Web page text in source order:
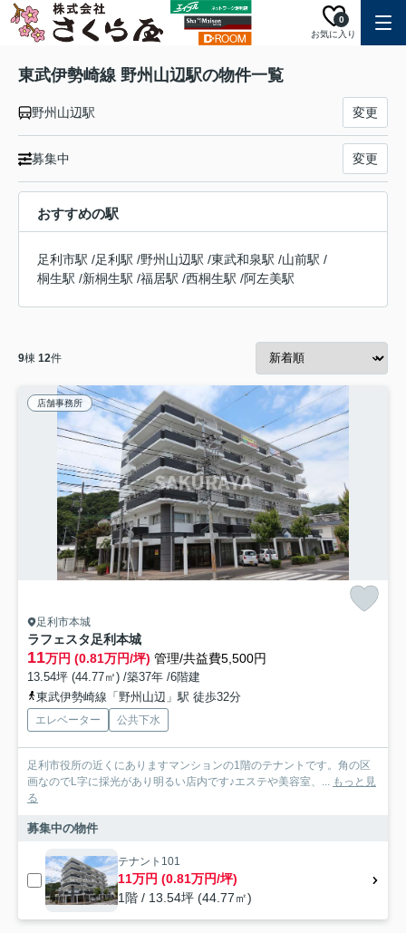
お気に入り
0
東武伊勢崎線 野州山辺駅の物件一覧
野州山辺駅 変更
募集中 変更
おすすめの駅
足利市駅 /足利駅 /野州山辺駅 /東武和泉駅 /山前駅 /
桐生駅 /新桐生駅 /福居駅 /西桐生駅 /阿左美駅
9棟 12件
店舗事務所
足利市本城
ラフェスタ足利本城
11万円 (0.81万円/坪) 管理/共益費5,500円
13.54坪 (44.77㎡) /築37年 /6階建
東武伊勢崎線「野州山辺」駅 徒歩32分
エレベーター 公共下水
足利市役所の近くにありますマンションの1階のテナントです。角の区
画なのでL字に採光があり明るい店内です♪エステや美容室、... もっと見
る
募集中の物件
テナント101
11万円 (0.81万円/坪)
1階 / 13.54坪 (44.77㎡)